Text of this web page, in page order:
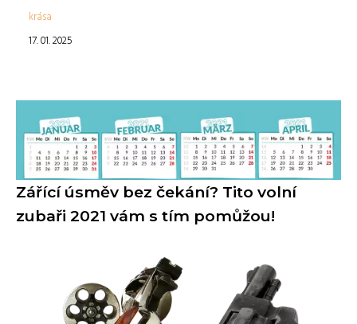
krása
17. 01. 2025
Zářící úsměv bez čekání? Tito volní
zubaři 2021 vám s tím pomůžou!